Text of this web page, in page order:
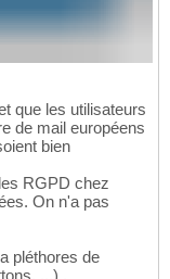
que les utilisateurs
de mail européens
bien
RGPD chez
On n'a pas
pléthores de